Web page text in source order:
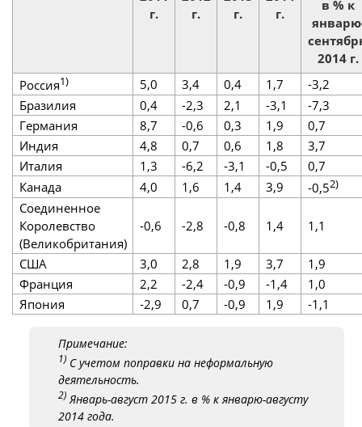
г.
г.
г.
г.
в % к
2014 г.
Россия1) 5,0 3,4 0,4 1,7
-3,2
Бразилия
0,4 -2,3 2,1 -3,1
-7,3
Германия
8,7 -0,6 0,3 1,9
0,7
Индия
4,8 0,7 0,6 1,8
3,7
Италия
1,3 -6,2 -3,1 -0,5
0,7
Канада
4,0 1,6 1,4 3,9 -0,52)
Соединенное
Королевство
(Великобритания)
-0,6 -2,8 -0,8 1,4 1,1
США 3,0 2,8 1,9 3,7
1,9
Франция
2,2 -2,4 -0,9 -1,4
1,0
Япония
-2,9 0,7 -0,9 1,9 -1,1
Примечание:
1) С учетом поправки на неформальную
деятельность.
2) Январь-август 2015 г. в % к январю-августу
2014 года.